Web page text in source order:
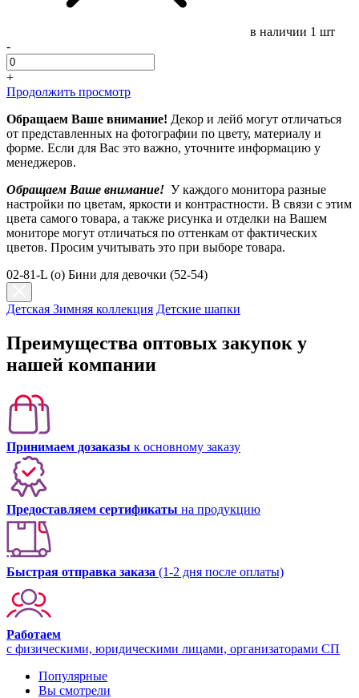
в наличии 1 шт
-
+
Продолжить просмотр
Обращаем Ваше внимание! Декор и лейб могут отличаться
от представленных на фотографии по цвету, материалу и
форме. Если для Вас это важно, уточните информацию у
менеджеров.
Обращаем Ваше внимание! У каждого монитора разные
настройки по цветам, яркости и контрастности. В связи с этим
цвета самого товара, а также рисунка и отделки на Вашем
мониторе могут отличаться по оттенкам от фактических
цветов. Просим учитывать это при выборе товара.
02-81-L (о) Бини для девочки (52-54)
Детская Зимняя коллекция Детские шапки
Преимущества оптовых закупок у
нашей компании
Принимаем дозаказы к основному заказу
Предоставляем сертификаты на продукцию
Быстрая отправка заказа (1-2 дня после оплаты)
Работаем
с физическими, юридическими лицами, организаторами СП
Популярные
Вы смотрели